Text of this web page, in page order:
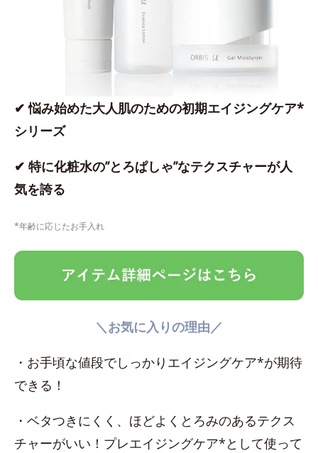
✔ 悩み始めた大人肌のための初期エイジングケア*
シリーズ
✔ 特に化粧水の”とろぱしゃ”なテクスチャーが人
気を誇る
*年齢に応じたお手入れ
＼お気に入りの理由／
・お手頃な値段でしっかりエイジングケア*が期待
できる！
・ベタつきにくく、ほどよくとろみのあるテクス
チャーがいい！プレエイジングケア*として使って